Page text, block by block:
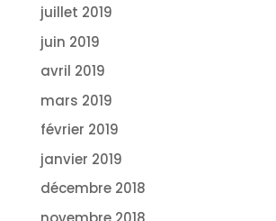
juillet 2019
juin 2019
avril 2019
mars 2019
février 2019
janvier 2019
décembre 2018